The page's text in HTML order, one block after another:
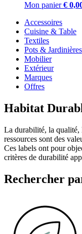
Mon panier €
Accessoires
Cuisine & Table
Textiles
Pots & Jardinières
Mobilier
Extérieur
Marques
Offres
Habitat
La durabilité, la qualité,
ressources sont des
Ces labels ont pour
critères de durabilité
Rechercher